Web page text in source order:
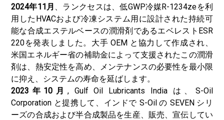
2024年11月 、ランクセスは、低GWP冷媒R-1234zeを利
用したHVACおよび冷凍システム用に設計された持続可
能な合成エステルベースの潤滑剤であるエベレストESR
220を発表しました。大手 OEM と協力して作成され、
米国エネルギー省の補助金によって支援されたこの潤滑
剤は、熱安定性を高め、メンテナンスの必要性を最小限
に抑え、システムの寿命を延ばします。
2023年10月 , Gulf Oil Lubricants India は、S-Oil
Corporation と提携して、インドで S-Oil の SEVEN シリ
ーズの合成および半合成製品を生産、販売、宣伝してい